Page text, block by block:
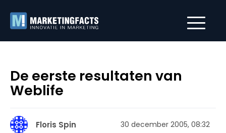
De eerste resultaten van
Weblife
Floris Spin 30 december 2005, 08:32